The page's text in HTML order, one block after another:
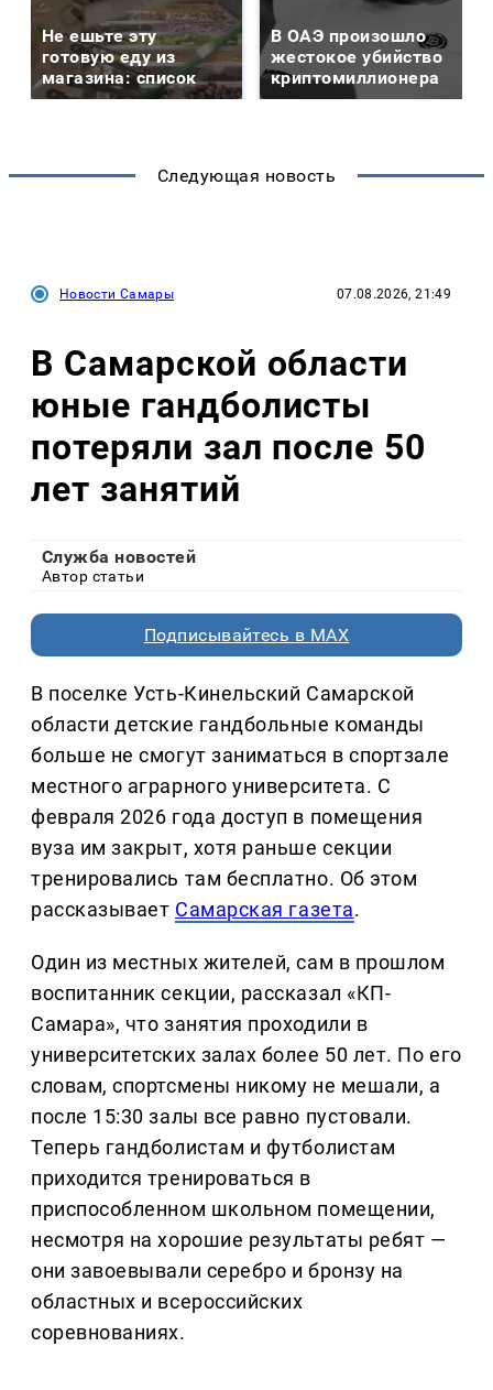
Не ешьте эту
готовую еду из
магазина: список
В ОАЭ произошло
жестокое убийство
криптомиллионера
Следующая новость
Новости Самары 07.08.2026, 21:49
В Самарской области
юные гандболисты
потеряли зал после 50
лет занятий
Служба новостей
Автор статьи
Подписывайтесь в MAX
В поселке Усть-Кинельский Самарской
области детские гандбольные команды
больше не смогут заниматься в спортзале
местного аграрного университета. С
февраля 2026 года доступ в помещения
вуза им закрыт, хотя раньше секции
тренировались там бесплатно. Об этом
рассказывает Самарская газета.
Один из местных жителей, сам в прошлом
воспитанник секции, рассказал «КП-
Самара», что занятия проходили в
университетских залах более 50 лет. По его
словам, спортсмены никому не мешали, а
после 15:30 залы все равно пустовали.
Теперь гандболистам и футболистам
приходится тренироваться в
приспособленном школьном помещении,
несмотря на хорошие результаты ребят —
они завоевывали серебро и бронзу на
областных и всероссийских
соревнованиях.